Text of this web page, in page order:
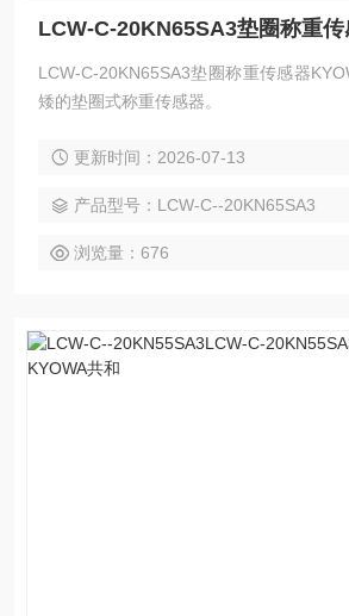
LCW-C-20KN65SA3垫圈称重传感器
矮的垫圈式称重传感器。
更新时间：2026-07-13
产品型号：LCW-C--20KN65SA3
浏览量：676